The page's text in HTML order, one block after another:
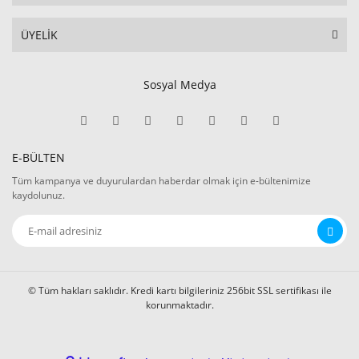
ÜYELİK
Sosyal Medya
E-BÜLTEN
Tüm kampanya ve duyurulardan haberdar olmak için e-bültenimize
kaydolunuz.
© Tüm hakları saklıdır. Kredi kartı bilgileriniz 256bit SSL sertifikası ile
korunmaktadır.